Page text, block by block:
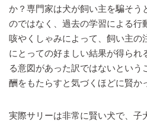
か？専門家は犬が飼い主を騙そう
のではなく、過去の学習による行
咳やくしゃみによって、飼い主の
にとっての好ましい結果が得られ
る意図があった訳ではないという
酬をもたらすと気づくほどに賢か
実際サリーは非常に賢い犬で、子